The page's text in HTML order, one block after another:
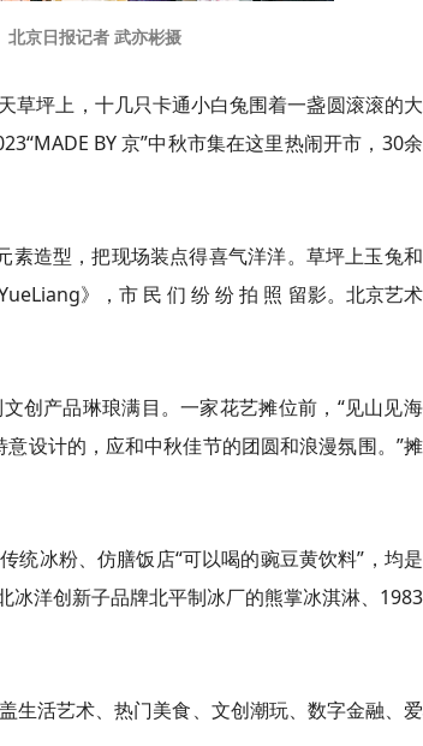
北京日报记者 武亦彬摄
草坪上，十几只卡通小白兔围着一盏圆滚滚的
BY 京”中秋市集在这里热闹开市，30
造型，把现场装点得喜气洋洋。草坪上玉兔
》，市 民 们 纷 纷 拍 照 留影。北京艺
创产品琳琅满目。一家花艺摊位前，“见山见
设计的，应和中秋佳节的团圆和浪漫氛围。”
统冰粉、仿膳饭店“可以喝的豌豆黄饮料”，均
洋创新子品牌北平制冰厂的熊掌冰淇淋、
生活艺术、热门美食、文创潮玩、数字金融、